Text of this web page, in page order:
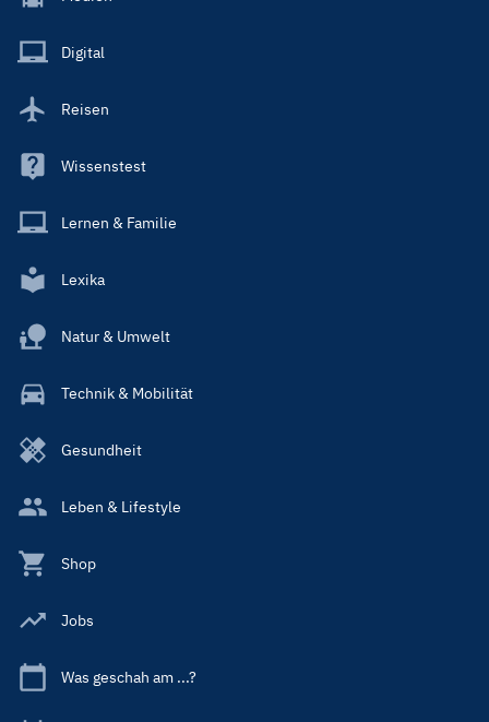
Main
Digital
Reisen
Wissenstest
Lernen & Familie
Lexika
Natur & Umwelt
Technik & Mobilität
Gesundheit
Leben & Lifestyle
Shop
Jobs
Was geschah am ...?